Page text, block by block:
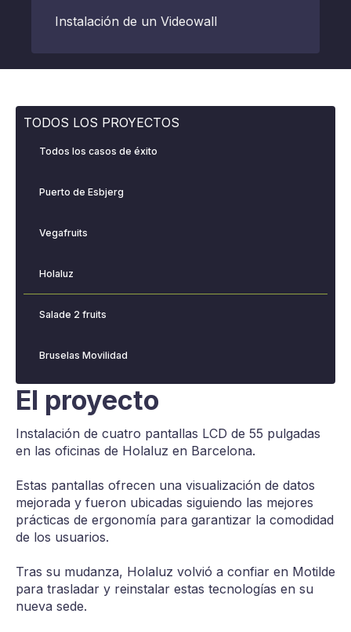
Instalación de un Videowall
TODOS LOS PROYECTOS
Todos los casos de éxito
Puerto de Esbjerg
Vegafruits
Holaluz
Salade 2 fruits
Bruselas Movilidad
El proyecto
Instalación de cuatro pantallas LCD de 55 pulgadas
en las oficinas de Holaluz en Barcelona.
Estas pantallas ofrecen una visualización de datos
mejorada y fueron ubicadas siguiendo las mejores
prácticas de ergonomía para garantizar la comodidad
de los usuarios.
Tras su mudanza, Holaluz volvió a confiar en Motilde
para trasladar y reinstalar estas tecnologías en su
nueva sede.